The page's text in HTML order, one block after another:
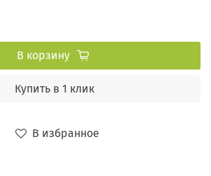
В избранное
В корзину
Купить в 1 клик